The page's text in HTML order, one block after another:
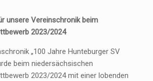
unsere Vereinschronik beim
2023/2024
„100 Jahre Hunteburger SV
beim niedersächsischen
2023/2024 mit einer lobenden